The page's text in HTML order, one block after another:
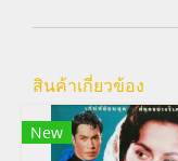
สินค้าเกี่ยวข้อง
New